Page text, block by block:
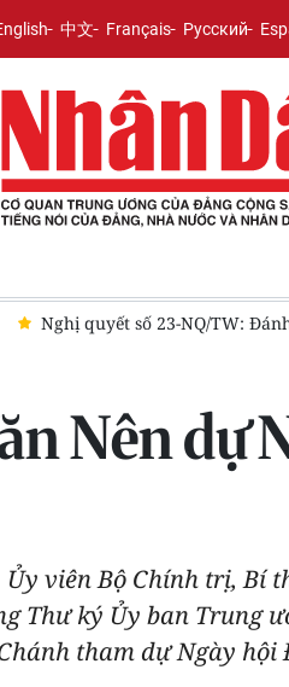
中文 Français Русский
công tác người Việt Nam ở nước
Nên dự
viên Bộ Chính trị,
Thư ký Ủy ban Trung
tham dự Ngày